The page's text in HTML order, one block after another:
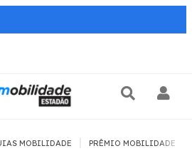
MOBILIDADE PRÊMIO MOBILIDADE